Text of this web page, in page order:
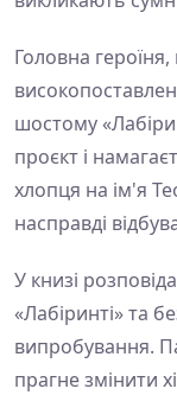
Головна
шостому
проєкт і
хлопця на ім'я
насправді
У книзі
«Лабіринті» та
випробування.
прагне змінити